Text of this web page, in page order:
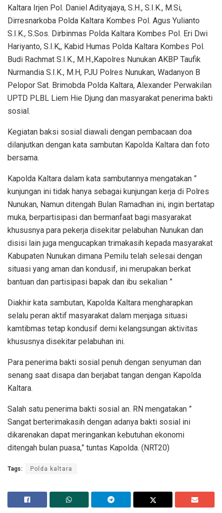
Kaltara Irjen Pol. Daniel Adityajaya, S.H., S.I.K., M.Si,
Dirresnarkoba Polda Kaltara Kombes Pol. Agus Yulianto
S.I.K., S.Sos. Dirbinmas Polda Kaltara Kombes Pol. Eri Dwi
Hariyanto, S.I.K,, Kabid Humas Polda Kaltara Kombes Pol.
Budi Rachmat S.I.K., M.H.,Kapolres Nunukan AKBP Taufik
Nurmandia S.I.K., M.H, PJU Polres Nunukan, Wadanyon B
Pelopor Sat. Brimobda Polda Kaltara, Alexander Perwakilan
UPTD PLBL Liem Hie Djung dan masyarakat penerima bakti
sosial.
Kegiatan baksi sosial diawali dengan pembacaan doa
dilanjutkan dengan kata sambutan Kapolda Kaltara dan foto
bersama.
Kapolda Kaltara dalam kata sambutannya mengatakan ”
kunjungan ini tidak hanya sebagai kunjungan kerja di Polres
Nunukan, Namun ditengah Bulan Ramadhan ini, ingin bertatap
muka, berpartisipasi dan bermanfaat bagi masyarakat
khususnya para pekerja disekitar pelabuhan Nunukan dan
disisi lain juga mengucapkan trimakasih kepada masyarakat
Kabupaten Nunukan dimana Pemilu telah selesai dengan
situasi yang aman dan kondusif, ini merupakan berkat
bantuan dan partisipasi bapak dan ibu sekalian ”
Diakhir kata sambutan, Kapolda Kaltara mengharapkan
selalu peran aktif masyarakat dalam menjaga situasi
kamtibmas tetap kondusif demi kelangsungan aktivitas
khususnya disekitar pelabuhan ini.
Para penerima bakti sosial penuh dengan senyuman dan
senang saat disapa dan berjabat tangan dengan Kapolda
Kaltara.
Salah satu penerima bakti sosial an. RN mengatakan ”
Sangat berterimakasih dengan adanya bakti sosial ini
dikarenakan dapat meringankan kebutuhan ekonomi
ditengah bulan puasa,” tuntas Kapolda. (NRT20)
Tags: Polda kaltara